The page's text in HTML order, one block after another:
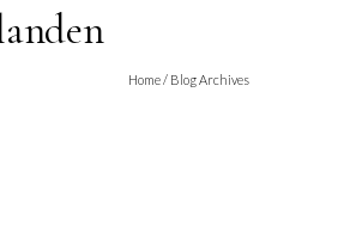
Home/ Blog Archives